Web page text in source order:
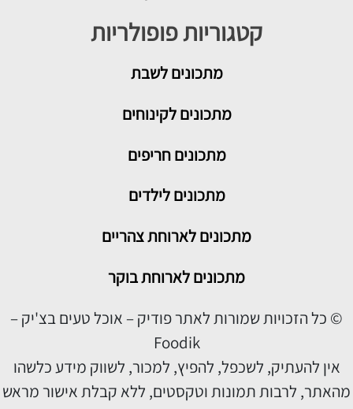
קטגוריות פופולריות
מתכוניםלשבת
מתכונים לקינוחים
מתכונים חריפים
מתכונים לילדים
מתכונים לארוחת צהריים
מתכונים לארוחת בוקר
© כל הזכויות שמורות לאתר פודיק – אוכל טעים בצ'יק –
Foodik
אין להעתיק, לשכפל, להפיץ, למכור, לשווק מידע כלשהו
מהאתר, לרבות תמונות וטקסטים, ללא קבלת אישור מראש